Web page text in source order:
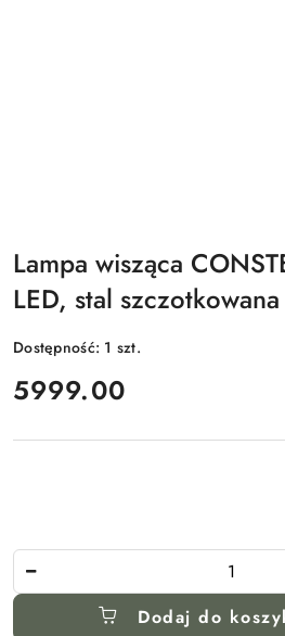
Lampa wisząca
LED, stal szczotkowana
Dostępność: 1 szt.
cena:
5999.00
Dodaj do